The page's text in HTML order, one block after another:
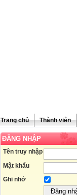
Trang chủ Thành viên
ĐĂNG NHẬP
Tên truy nhập
Mật khẩu
Ghi nhớ
Chúc